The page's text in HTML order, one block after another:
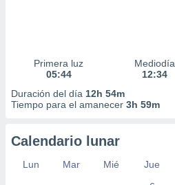
Primera luz
05:44
Mediodía
12:34
Duración del día 12h 54m
Tiempo para el amanecer 3h 59m
Calendario lunar
Lun Mar Mié Jue